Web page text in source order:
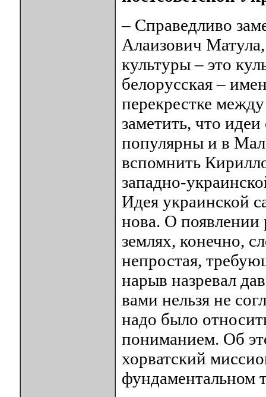
– Справедливо
Алаизович
культуры – это
белорусская –
перекрестке
заметить, что
популярны и в
вспомнить
западно-
Идея украинской
нова. О появлении
землях, конечно,
непростая,
нарыв назревал
вами нельзя не
надо было
пониманием. Об
хорватский
фундаментальном